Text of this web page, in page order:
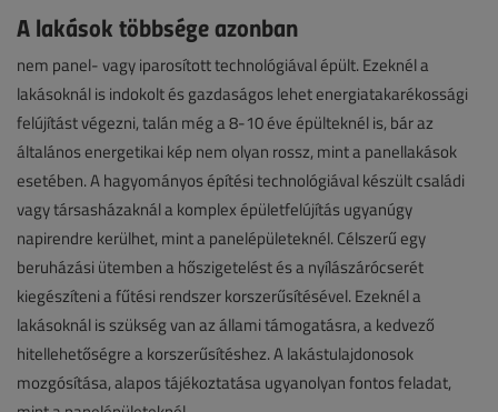
A lakások többsége azonban
nem panel- vagy iparosított technológiával épült. Ezeknél a
lakásoknál is indokolt és gazdaságos lehet energiatakarékossági
felújítást végezni, talán még a 8-10 éve épülteknél is, bár az
általános energetikai kép nem olyan rossz, mint a panellakások
esetében. A hagyományos építési technológiával készült családi
vagy társasházaknál a komplex épületfelújítás ugyanúgy
napirendre kerülhet, mint a panelépületeknél. Célszerű egy
beruházási ütemben a hőszigetelést és a nyílászárócserét
kiegészíteni a fűtési rendszer korszerűsítésével. Ezeknél a
lakásoknál is szükség van az állami támogatásra, a kedvező
hitellehetőségre a korszerűsítéshez. A lakástulajdonosok
mozgósítása, alapos tájékoztatása ugyanolyan fontos feladat,